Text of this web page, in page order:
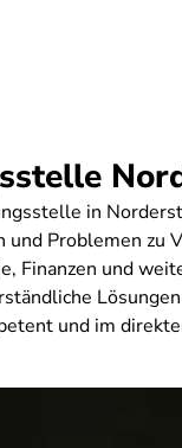
in
und Problemen zu
Finanzen und
und im